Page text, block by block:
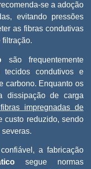
se a adoção
evitando pressões
as fibras condutivas
filtração.
são frequentemente
tecidos condutivos e
carbono. Enquanto os
dissipação de carga
impregnadas de
custo reduzido, sendo
a fabricação
segue normas